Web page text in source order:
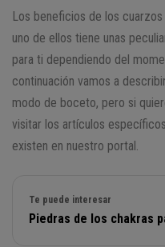
Los beneficios de los
uno de ellos tiene unas
para ti dependiendo del
continuación vamos a
modo de boceto, pero si
visitar los artículos
existen en nuestro portal.
Te puede interesar
Piedras de los chakras